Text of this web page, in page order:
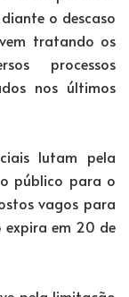
o descaso
tratando os
processos
nos últimos
lutam pela
público para o
vagos para
expira em 20 de